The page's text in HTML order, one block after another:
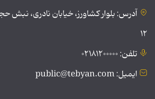
آدرس: بلوار کشاورز، خیابان نادری،
۱۲
تلفن: ۰۲۱۸۱۲۰۰۰۰۰
ایمیل: public@tebyan.com